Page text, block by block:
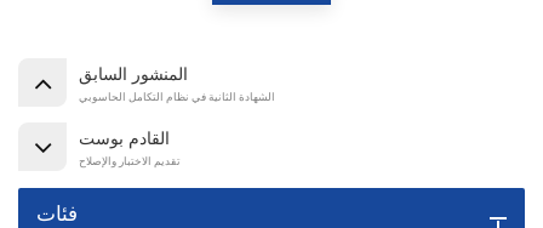
المنشور السابق
الشهادة الثانية في نظام التكامل الحاسوبي
القادم بوست
تقديم الاختبار والإصلاح
فئات